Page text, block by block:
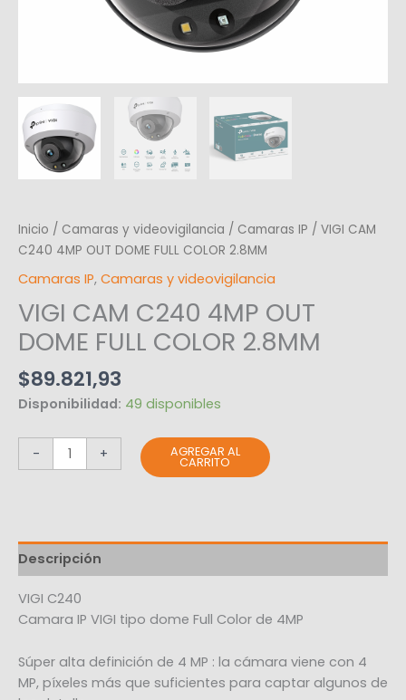
Inicio / Camaras y videovigilancia / Camaras IP / VIGI CAM
C240 4MP OUT DOME FULL COLOR 2.8MM
Camaras IP, Camaras y videovigilancia
VIGI CAM C240 4MP OUT
DOME FULL COLOR 2.8MM
$89.821,93
Disponibilidad: 49 disponibles
- + AGREGAR AL
CARRITO
Descripción
VIGI C240
Camara IP VIGI tipo dome Full Color de 4MP
Súper alta definición de 4 MP : la cámara viene con 4
MP, píxeles más que suficientes para captar algunos de